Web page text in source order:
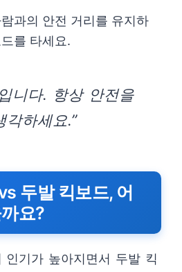
과의 안전 거리를 유지하
를 타세요.
니다. 항상 안전을
각하세요.”
두발 킥보드, 어
요?
인기가 높아지면서 두발 킥